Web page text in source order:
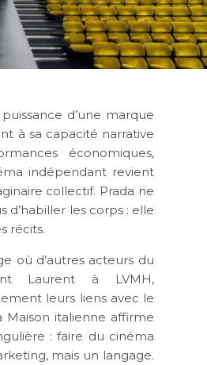
d’une marque
à sa capacité narrative
économiques,
indépendant revient
collectif. Prada ne
d’habiller les corps : elle
récits.
où d’autres acteurs du
Laurent à LVMH,
leurs liens avec le
Maison italienne affirme
: faire du cinéma
mais un langage.